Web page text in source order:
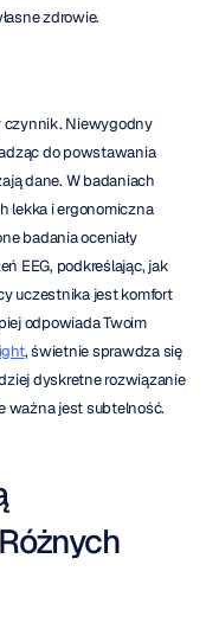
zdrowie.
czynnik. Niewygodny
do powstawania
dane. W badaniach
lekka i ergonomiczna
badania oceniały
EEG, podkreślając, jak
uczestnika jest komfort
odpowiada Twoim
, świetnie sprawdza się
dyskretne rozwiązanie
ważna jest subtelność.